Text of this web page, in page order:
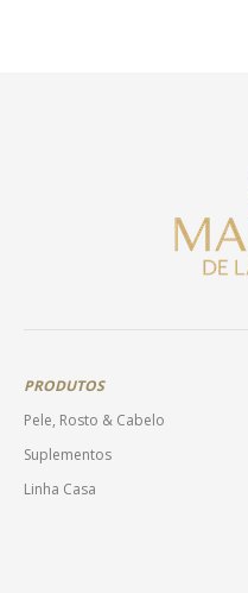
PRODUTOS
Pele, Rosto & Cabelo
Suplementos
Linha Casa